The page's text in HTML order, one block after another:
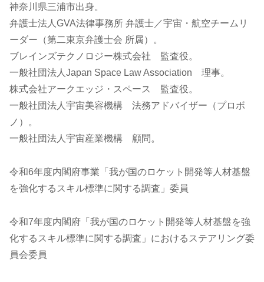
神奈川県三浦市出身。
弁護士法人GVA法律事務所 弁護士／宇宙・航空チームリ
ーダー（第二東京弁護士会 所属）。
ブレインズテクノロジー株式会社 監査役。
一般社団法人Japan Space Law Association 理事。
株式会社アークエッジ・スペース 監査役。
一般社団法人宇宙美容機構 法務アドバイザー（プロボ
ノ）。
一般社団法人宇宙産業機構 顧問。
令和6年度内閣府事業「我が国のロケット開発等人材基盤
を強化するスキル標準に関する調査」委員
令和7年度内閣府「我が国のロケット開発等人材基盤を強
化するスキル標準に関する調査」におけるステアリング委
員会委員